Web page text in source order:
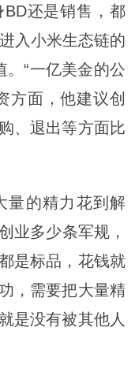
还是销售，都
入小米生态链的
“一亿美金的公
方面，他建议创
、退出等方面比
量的精力花到解
业多少条军规，
是标品，花钱就
，需要把大量精
是没有被其他人